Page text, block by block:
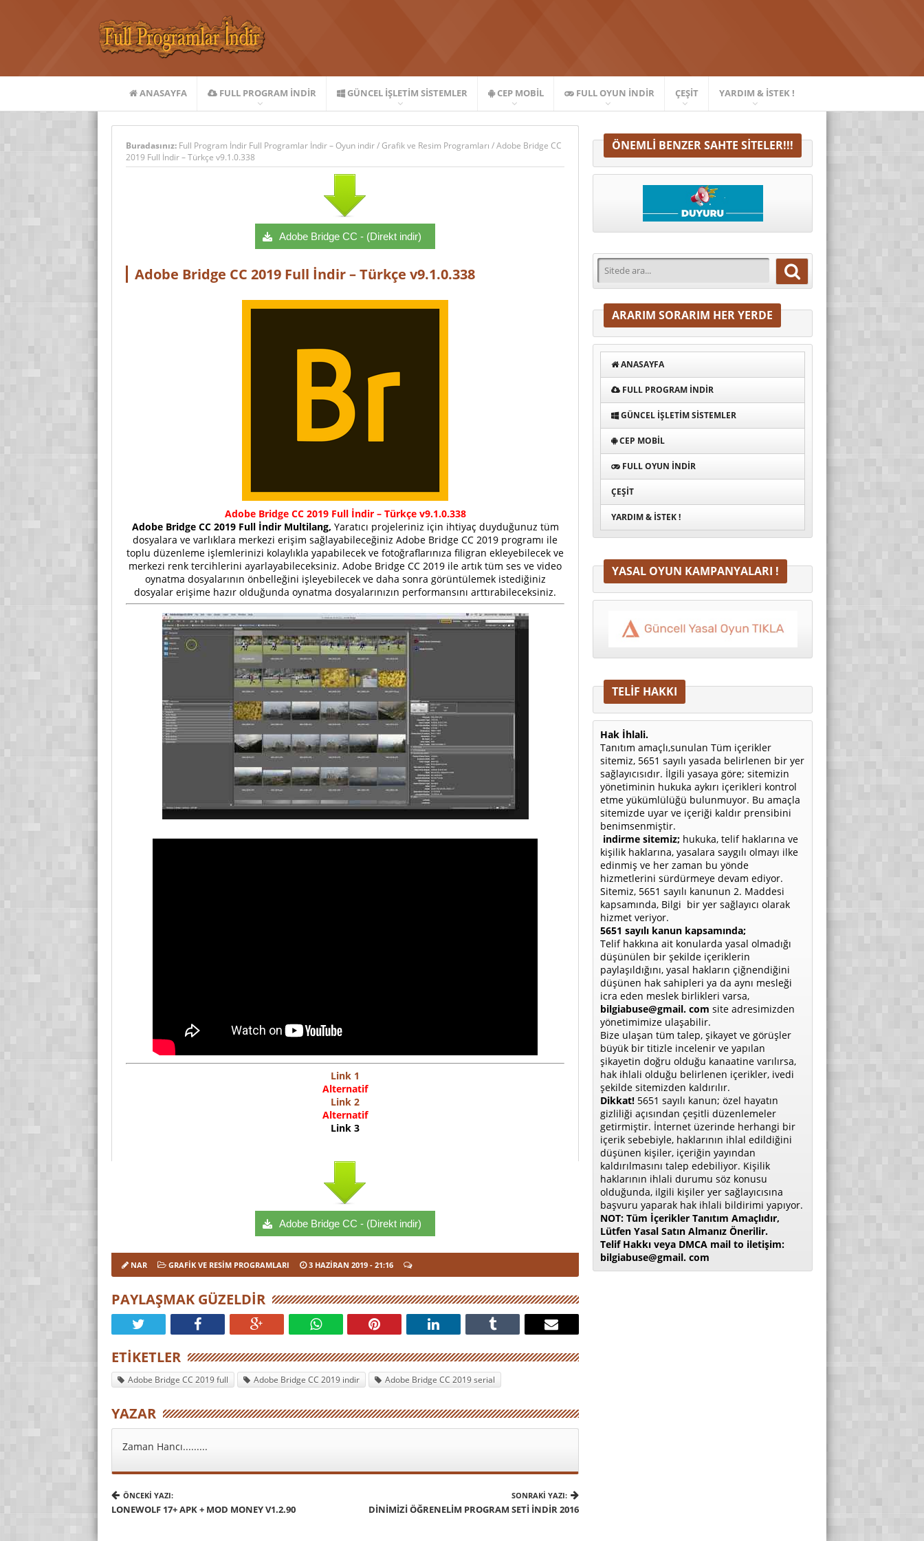
ANASAYFA FULL PROGRAM INDIR GÜNCEL İŞLETIM SISTEMLER CEP MOBIL FULL OYUN İNDIR ÇEŞIT YARDIM & İSTEK !
Buradasınız: Full Program İndir Full Programlar İndir – Oyun indir/Grafik ve Resim Programları /Adobe Bridge CC
2019 Full İndir – Türkçe v9.1.0.338
Adobe Bridge CC - (Direkt indir)
Adobe Bridge CC 2019 Full İndir – Türkçe v9.1.0.338
Adobe Bridge CC 2019 Full İndir – Türkçe v9.1.0.338
Adobe Bridge CC 2019 Full İndir Multilang, Yaratıcı projeleriniz için ihtiyaç duyduğunuz tüm
dosyalara ve varlıklara merkezi erişim sağlayabileceğiniz Adobe Bridge CC 2019 programı ile
toplu düzenleme işlemlerinizi kolaylıkla yapabilecek ve fotoğraflarınıza filigran ekleyebilecek ve
merkezi renk tercihlerini ayarlayabileceksiniz. Adobe Bridge CC 2019 ile artık tüm ses ve video
oynatma dosyalarının önbelleğini işleyebilecek ve daha sonra görüntülemek istediğiniz
dosyalar erişime hazır olduğunda oynatma dosyalarınızın performansını arttırabileceksiniz.
Link 1
Alternatif
Link 2
Alternatif
Link 3
Adobe Bridge CC - (Direkt indir)
NAR GRAFIK VE RESIM PROGRAMLARI 3 HAZIRAN 2019 - 21:16
PAYLAŞMAK GÜZELDIR
ETIKETLER
Adobe Bridge CC 2019 full Adobe Bridge CC 2019 indir Adobe Bridge CC 2019 serial
YAZAR
Zaman Hancı.........
ÖNCEKI YAZI:
LONEWOLF 17+ APK + MOD MONEY V1.2.90
SONRAKI YAZI:
DINIMIZI ÖĞRENELIM PROGRAM SETI İNDIR 2016
ÖNEMLI BENZER SAHTE SITELER!!!
ARARIM SORARIM HER YERDE
ANASAYFA
FULL PROGRAM INDIR
GÜNCEL İŞLETIM SISTEMLER
CEP MOBIL
FULL OYUN İNDIR
ÇEŞIT
YARDIM & İSTEK !
YASAL OYUN KAMPANYALARI !
TELİF HAKKI
Hak İhlali.
Tanıtım amaçlı,sunulan Tüm içerikler
sitemiz, 5651 sayılı yasada belirlenen bir yer
sağlayıcısıdır. İlgili yasaya göre; sitemizin
yönetiminin hukuka aykırı içerikleri kontrol
etme yükümlülüğü bulunmuyor. Bu amaçla
sitemizde uyar ve içeriği kaldır prensibini
benimsenmiştir.
indirme sitemiz; hukuka, telif haklarına ve
kişilik haklarına, yasalara saygılı olmayı ilke
edinmiş ve her zaman bu yönde
hizmetlerini sürdürmeye devam ediyor.
Sitemiz, 5651 sayılı kanunun 2. Maddesi
kapsamında, Bilgi bir yer sağlayıcı olarak
hizmet veriyor.
5651 sayılı kanun kapsamında;
Telif hakkına ait konularda yasal olmadığı
düşünülen bir şekilde içeriklerin
paylaşıldığını, yasal hakların çiğnendiğini
düşünen hak sahipleri ya da aynı mesleği
icra eden meslek birlikleri varsa,
bilgiabuse@gmail. com site adresimizden
yönetimimize ulaşabilir.
Bize ulaşan tüm talep, şikayet ve görüşler
büyük bir titizle incelenir ve yapılan
şikayetin doğru olduğu kanaatine varılırsa,
hak ihlali olduğu belirlenen içerikler, ivedi
şekilde sitemizden kaldırılır.
Dikkat! 5651 sayılı kanun; özel hayatın
gizliliği açısından çeşitli düzenlemeler
getirmiştir. İnternet üzerinde herhangi bir
içerik sebebiyle, haklarının ihlal edildiğini
düşünen kişiler, içeriğin yayından
kaldırılmasını talep edebiliyor. Kişilik
haklarının ihlali durumu söz konusu
olduğunda, ilgili kişiler yer sağlayıcısına
başvuru yaparak hak ihlali bildirimi yapıyor.
NOT: Tüm İçerikler Tanıtım Amaçlıdır,
Lütfen Yasal Satın Almanız Önerilir.
Telif Hakkı veya DMCA mail to iletişim:
bilgiabuse@gmail. com